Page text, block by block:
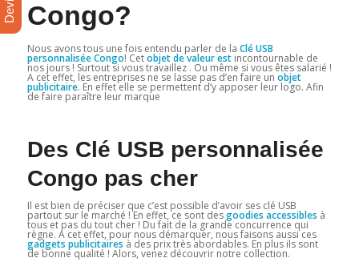
Congo?
Nous avons tous une fois entendu parler de la Clé USB
personnalisée Congo! Cetobjet de valeur estincontournable de
nos jours ! Surtout si vous travaillez . Ou même si vous êtes salarié !
A cet effet, les entreprises ne se lasse pas d’en faire un objet
publicitaire. En effet elle se permettent d’y apposer leur logo. Afin
de faire paraître leur marque
Des Clé USB personnalisée
Congo pas cher
Il est bien de préciser que c’est possible d’avoir ses clé USB
partout sur le marché ! En effet, ce sont desgoodies accessibles à
tous et pas du tout cher ! Du fait de la grande concurrence qui
règne. A cet effet, pour nous démarquer, nous faisons aussi ces
gadgets publicitaires à des prix très abordables. En plus ils sont
de bonne qualité ! Alors, venez découvrir notre collection.